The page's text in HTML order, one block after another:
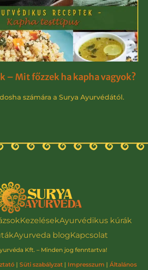
– Mit főzzek ha kapha vagyok?
számára a Surya Ayurvédától.
KezelésekAyurvédikus kúrák
Ayurveda blogKapcsolat
Kft. – Minden jog fenntartva!
| Süti szabályzat| Impresszum | Általános